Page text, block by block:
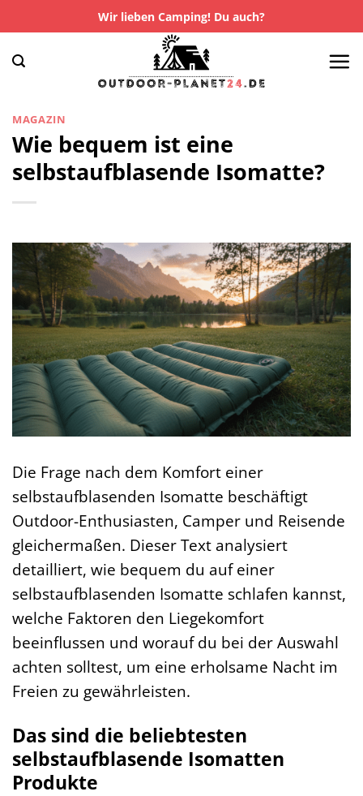
Inhalt
springen
Wir lieben Camping! Du auch?
MAGAZIN
Wie bequem ist eine
selbstaufblasende Isomatte?
Die Frage nach dem Komfort einer
selbstaufblasenden Isomatte beschäftigt
Outdoor-Enthusiasten, Camper und Reisende
gleichermaßen. Dieser Text analysiert
detailliert, wie bequem du auf einer
selbstaufblasenden Isomatte schlafen kannst,
welche Faktoren den Liegekomfort
beeinflussen und worauf du bei der Auswahl
achten solltest, um eine erholsame Nacht im
Freien zu gewährleisten.
Das sind die beliebtesten
selbstaufblasende Isomatten
Produkte